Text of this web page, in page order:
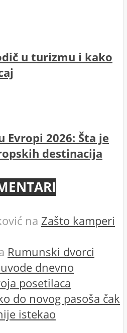
u turizmu i kako
2026: Šta je
destinacija
na Zašto kamperi
Rumunski dvorci
dnevno
posetilaca
do novog pasoša čak
istekao